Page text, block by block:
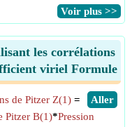
​Voir plus >>
les corrélations
viriel Formule
​Aller
de Pitzer Z(1)=
Pitzer B(1)*Pression